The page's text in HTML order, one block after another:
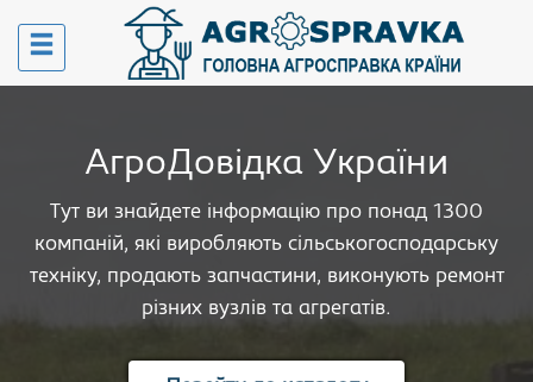
АгроДовідка України
Тут ви знайдете інформацію про понад 1300
компаній, які виробляють сільськогосподарську
техніку, продають запчастини, виконують ремонт
різних вузлів та агрегатів.